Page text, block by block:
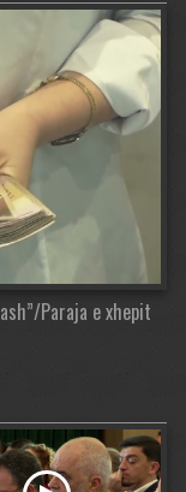
Paraja e xhepit